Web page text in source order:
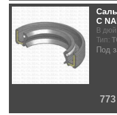
C
В
Тип:
Под